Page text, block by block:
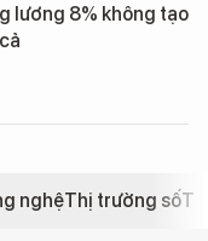
lương 8% không tạo
nghệThị trường số